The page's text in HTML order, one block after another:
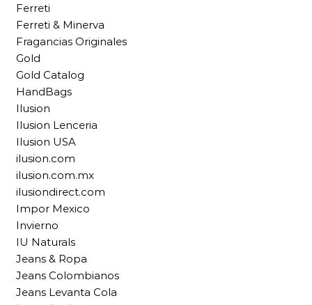
Ferreti
Ferreti & Minerva
Fragancias Originales
Gold
Gold Catalog
HandBags
Ilusion
Ilusion Lenceria
Ilusion USA
ilusion.com
ilusion.com.mx
ilusiondirect.com
Impor Mexico
Invierno
IU Naturals
Jeans & Ropa
Jeans Colombianos
Jeans Levanta Cola